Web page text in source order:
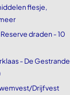
flesje,
draden - 10
- De Gestrande
Drijfvest